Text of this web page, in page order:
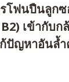
ฟนปืนลูก
เข้ากับ
ปัญหาอัน